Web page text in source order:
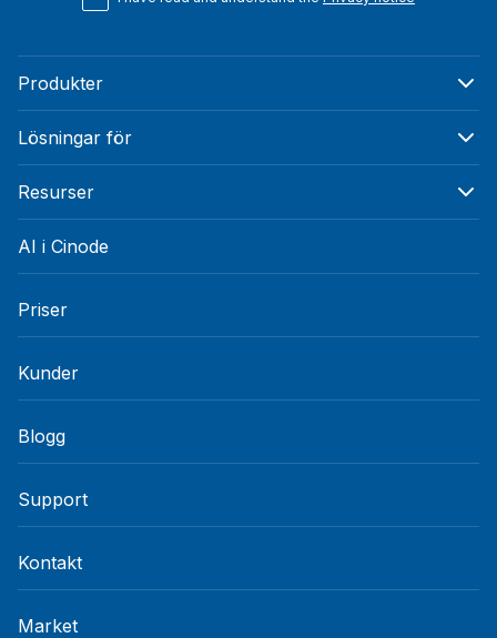
Produkter
Lösningar för
Resurser
AI i Cinode
Priser
Kunder
Blogg
Support
Kontakt
Market